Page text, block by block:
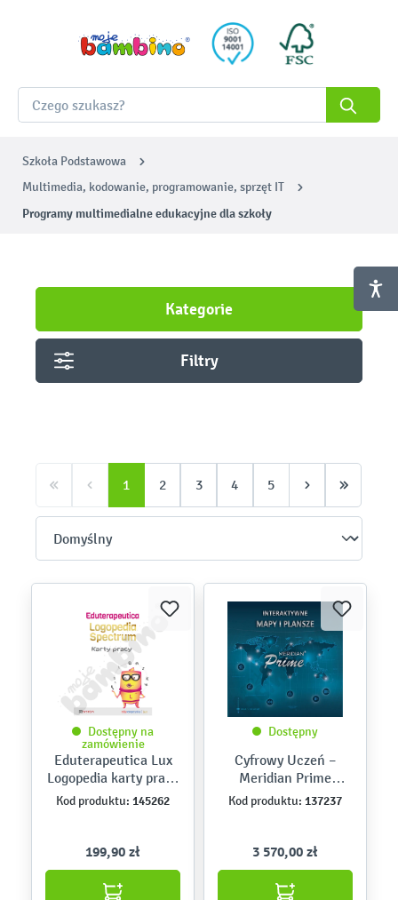
Szkoła Podstawowa
Multimedia, kodowanie, programowanie, sprzęt IT
Programy multimedialne edukacyjne dla szkoły
Kategorie
Filtry
1 2 3 4 5
Dostępny na
zamówienie
Eduterapeutica Lux
Logopedia karty pracy
cz. II
Kod produktu: 145262
199,90 zł
Dostępny
Cyfrowy Uczeń –
Meridian Prime
Szkoła –
interaktywne mapy i
Kod produktu: 137237
3 570,00 zł